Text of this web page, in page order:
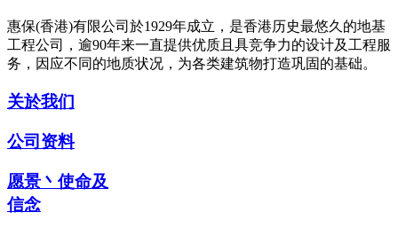
惠保(香港)有限公司於1929年成立，是香港历史最悠久的地基
工程公司，逾90年来一直提供优质且具竞争力的设计及工程服
务，因应不同的地质状况，为各类建筑物打造巩固的基础。
关於我们
公司资料
愿景丶使命及
信念